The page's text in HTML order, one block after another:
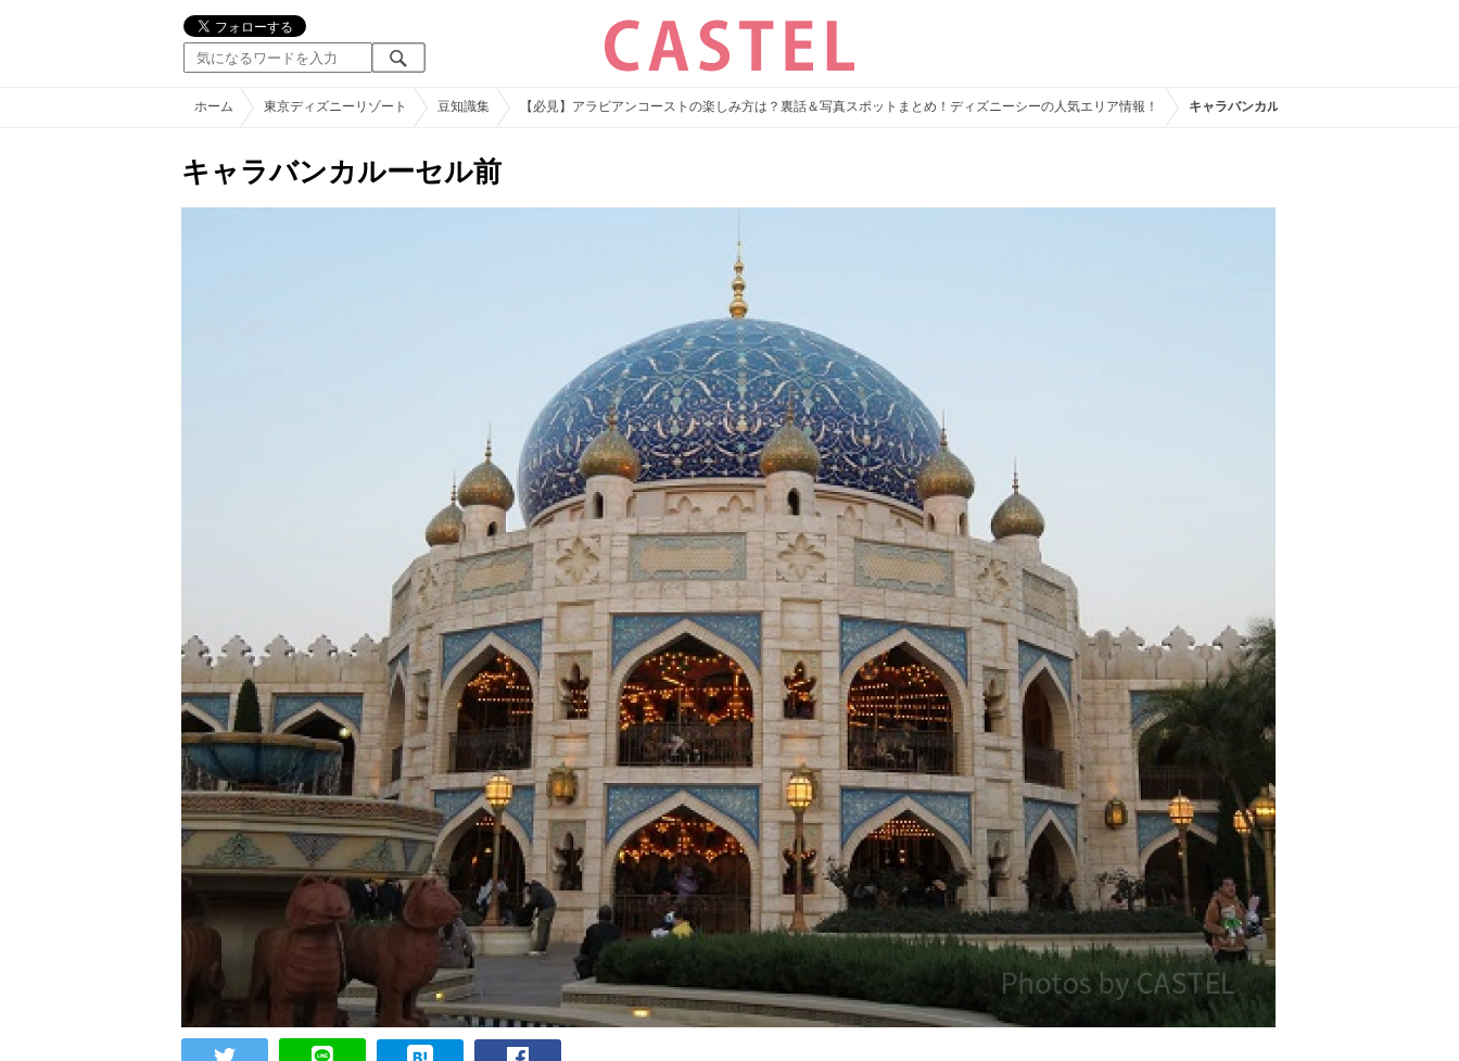
ホーム 東京ディズニーリゾート 豆知識集 【必見】アラビアンコーストの楽しみ方は？裏話＆写真スポットまとめ！ディズニーシーの人気エリア情報！ キャラバンカルーセル前
キャラバンカルーセル前